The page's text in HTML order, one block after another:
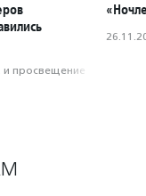
и просвещение